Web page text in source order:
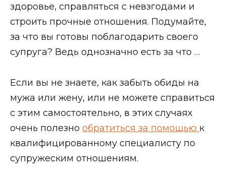
здоровье, справляться с невзгодами и
строить прочные отношения. Подумайте,
за что вы готовы поблагодарить своего
супруга? Ведь однозначно есть за что …
Если вы не знаете, как забыть обиды на
мужа или жену, или не можете справиться
с этим самостоятельно, в этих случаях
очень полезно обратиться за помощью к
квалифицированному специалисту по
супружеским отношениям.